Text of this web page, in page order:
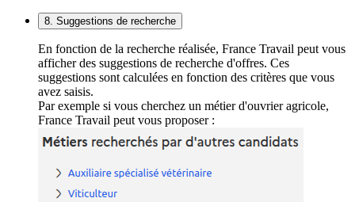
8. Suggestions de recherche
En fonction de la recherche réalisée, France Travail peut vous
afficher des suggestions de recherche d'offres. Ces
suggestions sont calculées en fonction des critères que vous
avez saisis.
Par exemple si vous cherchez un métier d'ouvrier agricole,
France Travail peut vous proposer :